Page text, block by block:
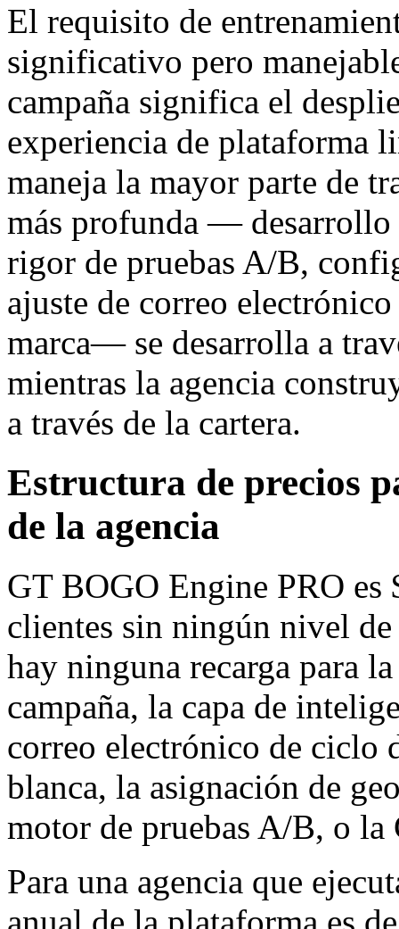
El requisito de
significativo pero
campaña significa el
experiencia de
maneja la mayor parte de
más profunda — desarrollo
rigor de pruebas A/B,
ajuste de correo
marca— se desarrolla a
mientras la agencia
a través de la cartera.
Estructura de precios
de la agencia
GT BOGO Engine PRO es
clientes sin ningún nivel
hay ninguna recarga para
campaña, la capa de
correo electrónico de ciclo
blanca, la asignación de
motor de pruebas A/B, o la
Para una agencia que
anual de la plataforma es